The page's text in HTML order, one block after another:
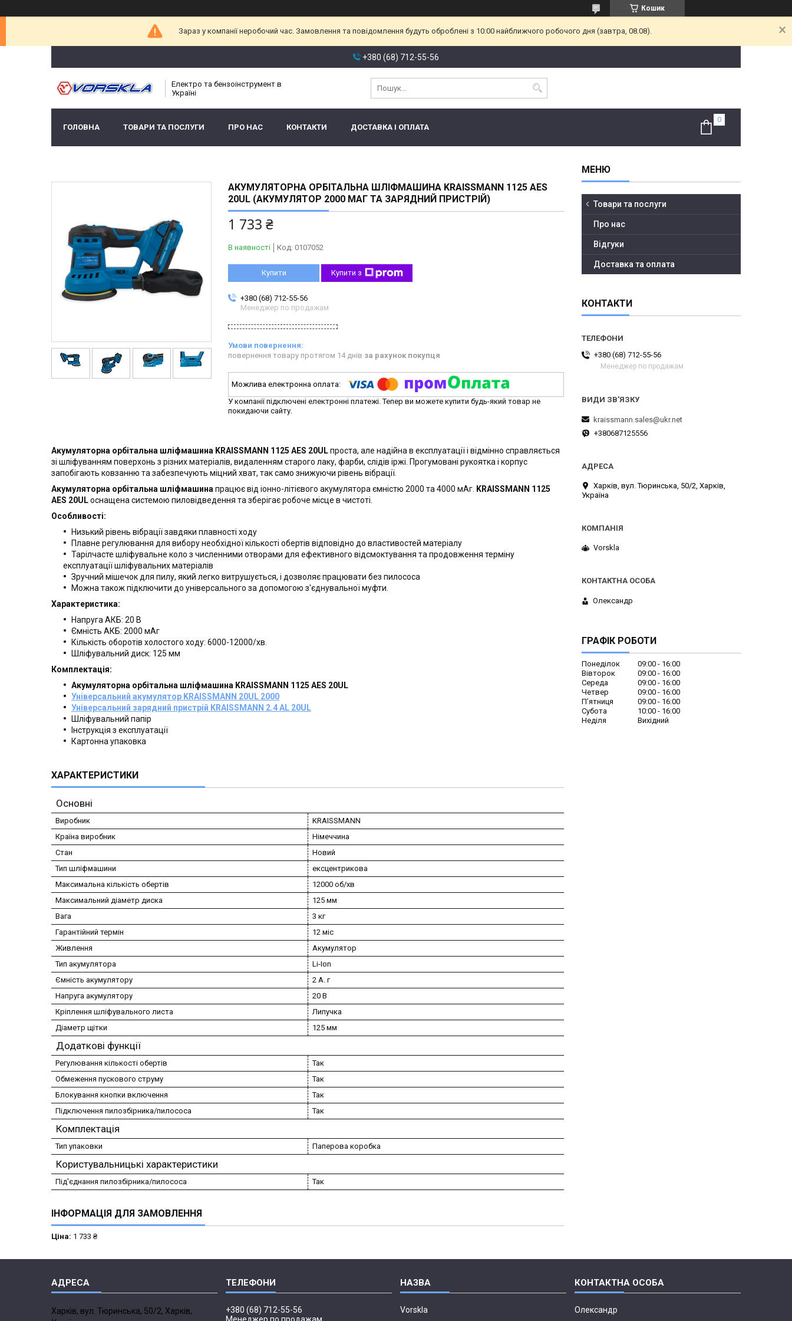
Кошик
Зараз у компанії неробочий час. Замовлення та повідомлення будуть оброблені з 10:00 найближчого робочого дня (завтра, 08.08).
+380 (68) 712-55-56
Електро та бензоінструмент в
Україні
ГОЛОВНА ТОВАРИ ТА ПОСЛУГИ ПРО НАС КОНТАКТИ ДОСТАВКА І ОПЛАТА
АКУМУЛЯТОРНА ОРБІТАЛЬНА ШЛІФМАШИНА KRAISSMANN 1125 AES
20UL (АКУМУЛЯТОР 2000 МАГ ТА ЗАРЯДНИЙ ПРИСТРІЙ)
1 733 ₴
В наявності Код: 0107052
Купити Купити з
+380 (68) 712-55-56
Менеджер по продажам
повернення товару протягом 14 днів за рахунок покупця
У компанії підключені електронні платежі. Тепер ви можете купити будь-який товар не
покидаючи сайту.
Акумуляторна орбітальна шліфмашина KRAISSMANN 1125 AES 20ULпроста, але надійна в експлуатації і відмінно справляється
зі шліфуванням поверхонь з різних матеріалів, видаленням старого лаку, фарби, слідів іржі. Прогумовані рукоятка і корпус
запобігають ковзанню та забезпечують міцний хват, так само знижуючи рівень вібрації.
Акумуляторна орбітальна шліфмашинапрацює від іонно-літієвого акумулятора ємністю 2000 та 4000 мАг. KRAISSMANN 1125
AES 20ULоснащена системою пиловідведення та зберігає робоче місце в чистоті.
Особливості:
Низький рівень вібрації завдяки плавності ходу
Плавне регулювання для вибору необхідної кількості обертів відповідно до властивостей матеріалу
Тарілчасте шліфувальне коло з численними отворами для ефективного відсмоктування та продовження терміну
експлуатації шліфувальних матеріалів
Зручний мішечок для пилу, який легко витрушується, і дозволяє працювати без пилососа
Можна також підключити до універсального за допомогою з'єднувальної муфти.
Характеристика:
Напруга АКБ: 20 В
Ємність АКБ: 2000 мАг
Кількість оборотів холостого ходу: 6000-12000/хв.
Шліфувальний диск: 125 мм
Комплектація:
Акумуляторна орбітальна шліфмашина KRAISSMANN 1125 AES 20UL
Універсальний акумулятор KRAISSMANN 20UL 2000
Універсальний зарядний пристрій KRAISSMANN 2.4 AL 20UL
Шліфувальний папір
Інструкція з експлуатації
Картонна упаковка
ХАРАКТЕРИСТИКИ
Основні
Виробник
KRAISSMANN
Країна виробник
Німеччина
Стан
Новий
Тип шліфмашини
ексцентрикова
Максимальна кількість обертів
12000 об/хв
Максимальний діаметр диска
125 мм
Вага
3 кг
Гарантійний термін
12 міс
Живлення
Акумулятор
Тип акумулятора
Li-Ion
Ємність акумулятору
2 А. г
Напруга акумулятору
20 В
Кріплення шліфувального листа
Липучка
Діаметр щітки
125 мм
Додаткові функції
Регулювання кількості обертів
Так
Обмеження пускового струму
Так
Блокування кнопки включення
Так
Підключення пилозбірника/пилососа
Так
Комплектація
Тип упаковки Паперова коробка
Користувальницькі характеристики
Під'єднання пилозбірника/пилососа Так
ІНФОРМАЦІЯ ДЛЯ ЗАМОВЛЕННЯ
Ціна: 1 733 ₴
Товари та послуги
Про нас
Відгуки
Доставка та оплата
КОНТАКТИ
+380 (68) 712-55-56
Менеджер по продажам
kraissmann.sales@ukr.net
+380687125556
Харків, вул. Тюринська, 50/2, Харків,
Україна
Vorskla
Олександр
ГРАФІК РОБОТИ
Понеділок 09:00
16:00
Вівторок
09:00
16:00
Середа
09:00
16:00
Четвер
09:00
16:00
Пʼятниця
09:00
16:00
Субота
10:00
16:00
Неділя
Вихідний
Харків, вул. Тюринська, 50/2, Харків,
+380 (68) 712-55-56
Vorskla Олександр